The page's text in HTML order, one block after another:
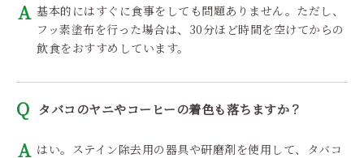
基本的にはすぐに食事をしても問題ありません。ただし、
フッ素塗布を行った場合は、30分ほど時間を空けてからの
飲食をおすすめしています。
タバコのヤニやコーヒーの着色も落ちますか？
はい。ステイン除去用の器具や研磨剤を使用して、タバコ